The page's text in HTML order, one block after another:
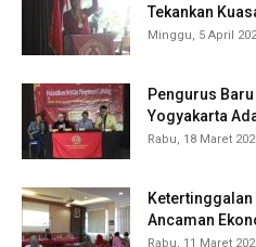
Tekankan
Minggu, 5 April
Pengurus Baru
Yogyakarta
Rabu, 18 Maret
Ancaman
Rabu, 11 Maret